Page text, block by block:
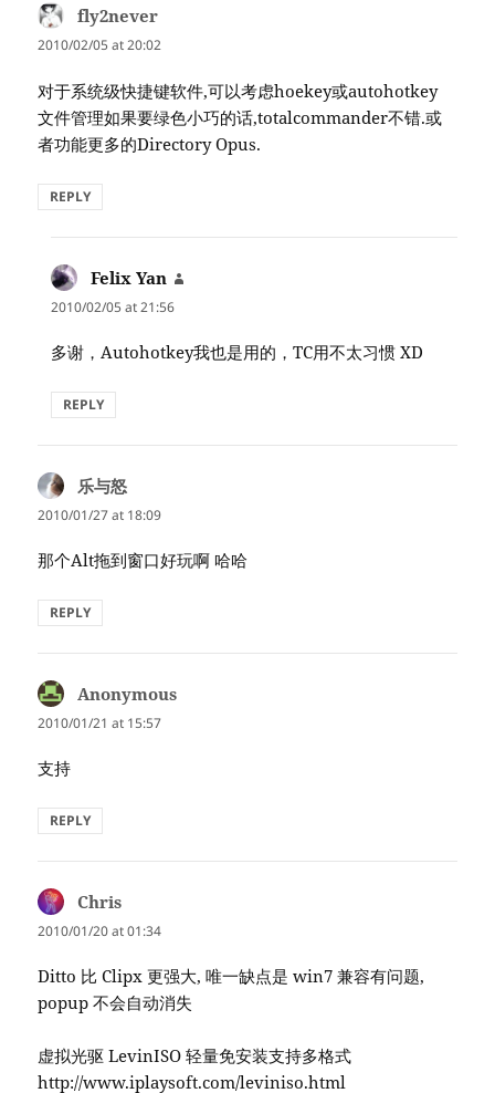
fly2never
2010/02/05 at 20:02
对于系统级快捷键软件,可以考虑hoekey或autohotkey
文件管理如果要绿色小巧的话,totalcommander不错.或
者功能更多的Directory Opus.
REPLY
Felix Yan
2010/02/05 at 21:56
多谢，Autohotkey我也是用的，TC用不太习惯 XD
REPLY
乐与怒
2010/01/27 at 18:09
那个Alt拖到窗口好玩啊 哈哈
REPLY
Anonymous
2010/01/21 at 15:57
支持
REPLY
Chris
2010/01/20 at 01:34
Ditto 比 Clipx 更强大, 唯一缺点是 win7 兼容有问题,
popup 不会自动消失
虚拟光驱 LevinISO 轻量免安装支持多格式
http://www.iplaysoft.com/leviniso.html